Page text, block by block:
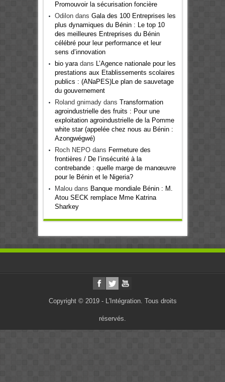
Promouvoir la sécurisation foncière
Odilondans Gala des 100 Entreprises les
plus dynamiques du Bénin : Le top 10
des meilleures Entreprises du Bénin
célébré pour leur performance et leur
sens d’innovation
bio yaradans L’Agence nationale pour les
prestations aux Etablissements scolaires
publics : (ANaPES)Le plan de sauvetage
du gouvernement
Roland gnimadydans Transformation
agroindustrielle des fruits : Pour une
exploitation agroindustrielle de la Pomme
white star (appelée chez nous au Bénin :
Azongwégwé)
Roch NEPOdans Fermeture des
frontières / De l’insécurité à la
contrebande : quelle marge de manœuvre
pour le Bénin et le Nigeria?
Maloudans Banque mondiale Bénin : M.
Atou SECK remplace Mme Katrina
Sharkey
Copyright © 2019 - L'Intégration. Tous droits
réservés.